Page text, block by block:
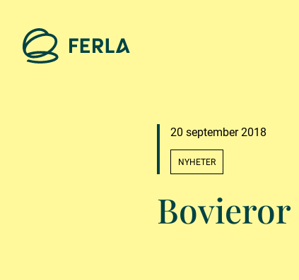
20 september 2018
NYHETER
Bovieror